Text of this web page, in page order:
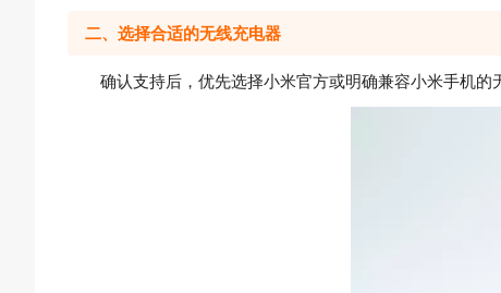
二、选择合适的无线充电器
确认支持后，优先选择小米官方或明确兼容小米手机的